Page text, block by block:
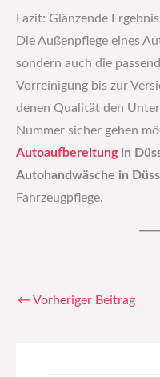
Fazit: Glänzende
Die Außenpflege eines
sondern auch die
Vorreinigung bis zur
denen Qualität den
Nummer sicher gehen
Autoaufbereitungin
Autohandwäsche in
Fahrzeugpflege.
← Vorheriger Beitrag